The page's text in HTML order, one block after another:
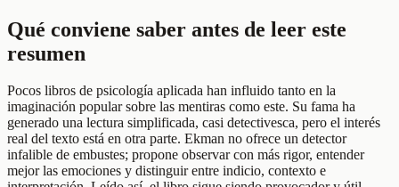
Qué conviene saber antes de leer este
resumen
Pocos libros de psicología aplicada han influido tanto en la
imaginación popular sobre las mentiras como este. Su fama ha
generado una lectura simplificada, casi detectivesca, pero el interés
real del texto está en otra parte. Ekman no ofrece un detector
infalible de embustes; propone observar con más rigor, entender
mejor las emociones y distinguir entre indicio, contexto e